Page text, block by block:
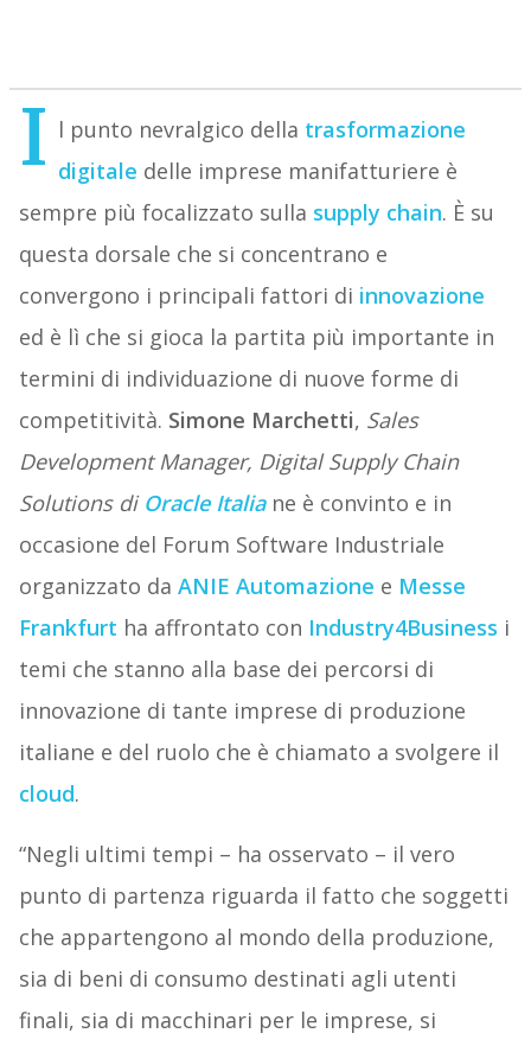
I l punto nevralgico della trasformazione
digitale delle imprese manifatturiere è
sempre più focalizzato sulla supply chain. È su
questa dorsale che si concentrano e
convergono i principali fattori di innovazione
ed è lì che si gioca la partita più importante in
termini di individuazione di nuove forme di
competitività. Simone Marchetti, Sales
Development Manager, Digital Supply Chain
Solutions di Oracle Italia ne è convinto e in
occasione del Forum Software Industriale
organizzato da ANIE Automazione e Messe
Frankfurt ha affrontato con Industry4Business i
temi che stanno alla base dei percorsi di
innovazione di tante imprese di produzione
italiane e del ruolo che è chiamato a svolgere il
cloud.
“Negli ultimi tempi – ha osservato – il vero
punto di partenza riguarda il fatto che soggetti
che appartengono al mondo della produzione,
sia di beni di consumo destinati agli utenti
finali, sia di macchinari per le imprese, si